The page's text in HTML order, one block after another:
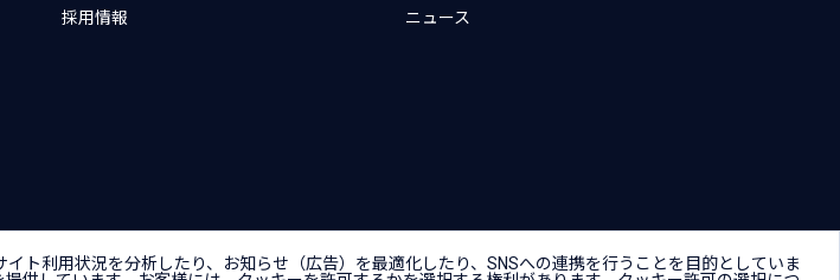
採用情報 ニュース
ト利用状況を分析したり、お知らせ（広告）を最適化したり、SNSへの連携を行うことを目的としていま